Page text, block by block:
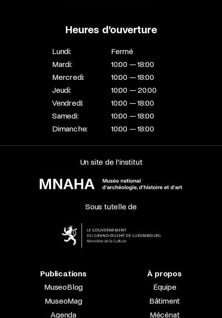
Heures d’ouverture
Lundi:
Fermé
Mardi:
10:00 — 18:00
Mercredi:
10:00 — 18:00
Jeudi:
10:00 — 20:00
Vendredi:
10:00 — 18:00
Samedi:
10:00 — 18:00
Dimanche:
10:00 — 18:00
Un site de l’institut
Sous tutelle de
Publications
MuseoBlog
MuseoMag
Agenda
À propos
Équipe
Bâtiment
Mécénat